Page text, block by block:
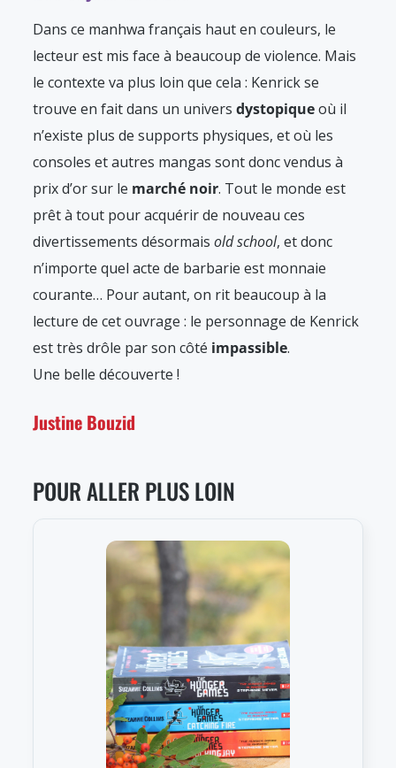
Dans ce manhwa français haut en couleurs, le
lecteur est mis face à beaucoup de violence. Mais
le contexte va plus loin que cela : Kenrick se
trouve en fait dans un univers dystopiqueoù il
n’existe plus de supports physiques, et où les
consoles et autres mangas sont donc vendus à
prix d’or sur le marché noir. Tout le monde est
prêt à tout pour acquérir de nouveau ces
divertissements désormais old school, et donc
n’importe quel acte de barbarie est monnaie
courante… Pour autant, on rit beaucoup à la
lecture de cet ouvrage : le personnage de Kenrick
est très drôle par son côté impassible.
Une belle découverte !
Justine Bouzid
POUR ALLER PLUS LOIN